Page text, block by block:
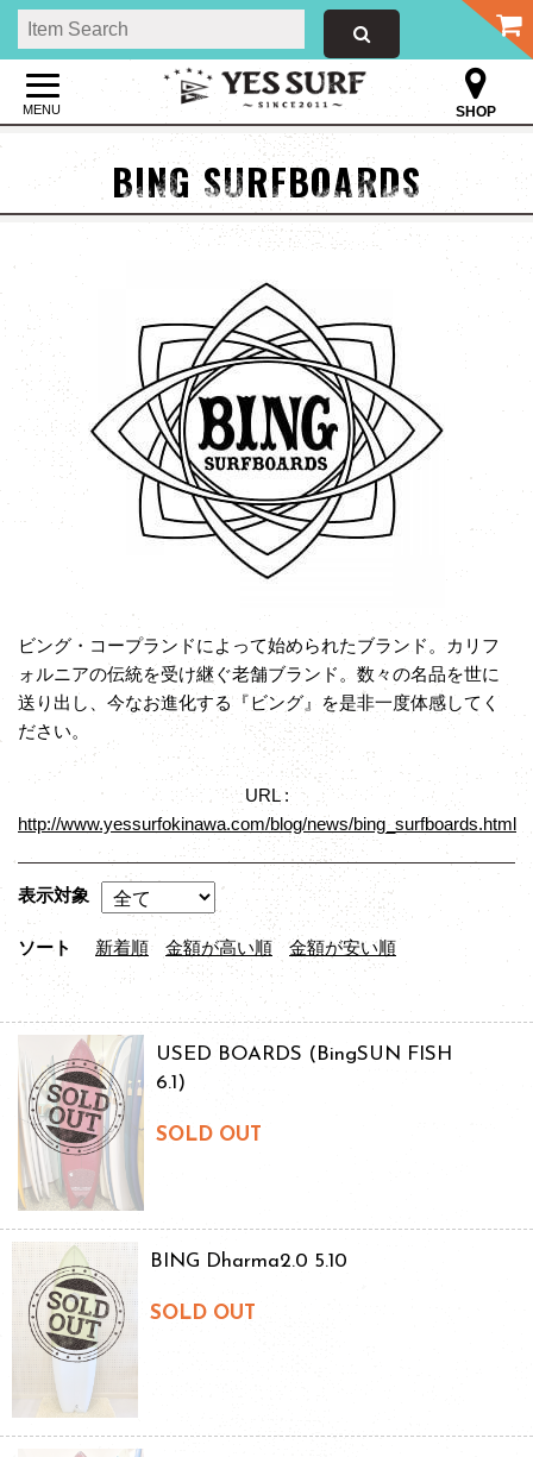
MENU SHOP
BING SURFBOARDS
ビング・コープランドによって始められたブランド。カリフ
ォルニアの伝統を受け継ぐ老舗ブランド。数々の名品を世に
送り出し、今なお進化する『ビング』を是非一度体感してく
ださい。
URL :
http://www.yessurfokinawa.com/blog/news/bing_surfboards.html
表示対象
ソート 新着順 金額が高い順 金額が安い順
USED BOARDS (BingSUN FISH
6.1)
SOLD OUT
BING Dharma2.0 5.10
SOLD OUT